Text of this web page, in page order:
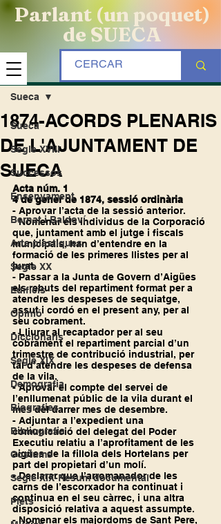
Parlant (un poquet)
de SUECA
Entrada
Sueca
Segle XVIII
Successos
Ensenyament
Bernat i Baldoví
Arts plàstiques
Segle XX
Edificis
Opinió
Diccionaris
Segle XIX
Demografia
Biografies
Bibliografia
Costums
Segle XIX-Resum documental
Plets
Sueca
1874-ACORDS PLENARIS
DE L'AJUNTAMENT DE
SUECA
Acta núm. 1
4 de gener de 1874, sessió ordinària
- Aprovar l’acta de la sessió anterior.
- Nomenar els individus de la Corporació
que, juntament amb el jutge i fiscals
municipals, han d’entendre en la
formació de les primeres llistes per al
jurat.
- Passar a la Junta de Govern d’Aigües
els rebuts del repartiment format per a
atendre les despeses de sequiatge,
assut i cordó en el present any, per al
seu cobrament.
- Lliurar al recaptador per al seu
cobrament el repartiment parcial d’un
trimestre de contribució industrial, per
tal d’atendre les despeses de defensa
de la vila.
- Aprovar el compte del servei de
l’enllumenat públic de la vila durant el
mes del darrer mes de desembre.
- Adjuntar a l’expedient una
comunicació del delegat del Poder
Executiu relatiu a l’aprofitament de les
aigües de la fillola dels Hortelans per
part del propietari d’un molí.
- Declarar que l’arromanador de les
carns de l’escorxador ha continuat i
continua en el seu càrrec, i una altra
disposició relativa a aquest assumpte.
- Nomenar els majordoms de Sant Pere,